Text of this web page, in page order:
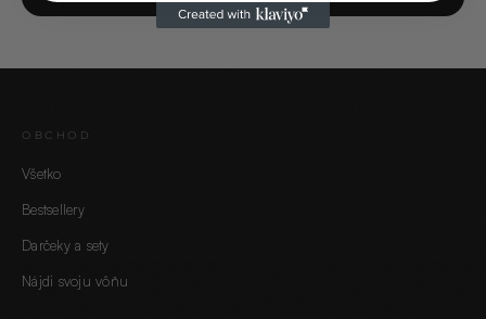
OBCHOD
Všetko
Bestsellery
Darčeky a sety
Nájdi svoju vôňu